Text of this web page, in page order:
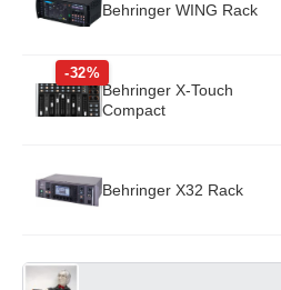
Behringer WING Rack
-32%
Behringer X-Touch
Compact
Behringer X32 Rack